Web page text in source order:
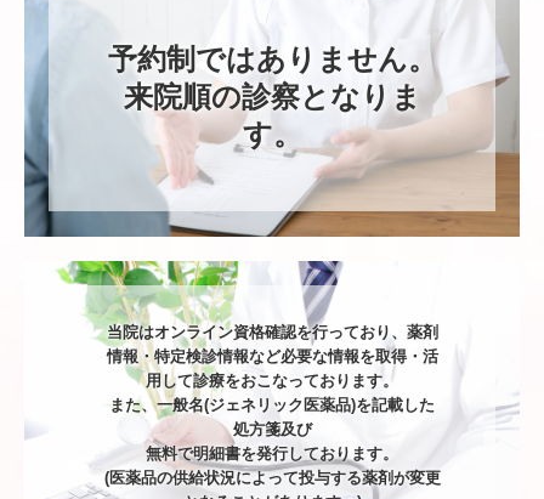
予約制ではありません。
来院順の診察となりま
す。
当院はオンライン資格確認を行っており、薬剤
情報・特定検診情報など必要な情報を取得・活
用して診療をおこなっております。
また、一般名(ジェネリック医薬品)を記載した
処方箋及び
無料で明細書を発行しております。
(医薬品の供給状況によって投与する薬剤が変更